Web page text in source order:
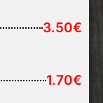
3.50€
1.70€